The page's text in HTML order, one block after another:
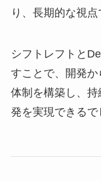
り、長期的な視
シフトレフトと
すことで、開発
体制を構築し、
発を実現できるで